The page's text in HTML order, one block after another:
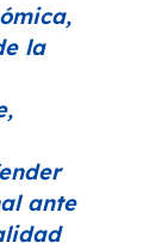
la
ante